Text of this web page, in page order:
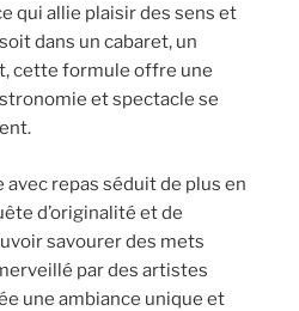
qui allie plaisir des sens et
dans un cabaret, un
cette formule offre une
et spectacle se
repas séduit de plus en
d’originalité et de
savourer des mets
par des artistes
une ambiance unique et